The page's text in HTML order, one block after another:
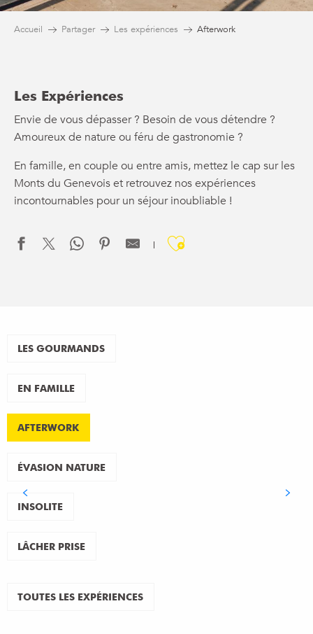
Accueil Partager Les expériences Afterwork
Les Expériences
Envie de vous dépasser ? Besoin de vous détendre ?
Amoureux de nature ou féru de gastronomie ?
En famille, en couple ou entre amis, mettez le cap sur les
Monts du Genevois et retrouvez nos expériences
incontournables pour un séjour inoubliable !
Ajouter aux
LES GOURMANDS
EN FAMILLE
AFTERWORK
ÉVASION NATURE
INSOLITE
LÂCHER PRISE
TOUTES LES EXPÉRIENCES